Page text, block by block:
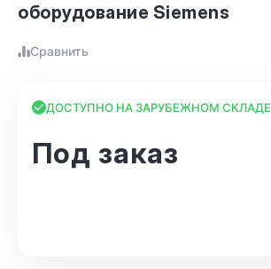
оборудование Siemens
Сравнить
ДОСТУПНО НА ЗАРУБЕЖНОМ СКЛАДЕ
Под заказ